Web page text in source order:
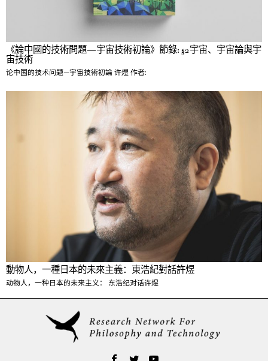
《論中國的技術問題—宇宙技術初論》節錄: §2宇宙、宇宙論與宇
宙技術
论中国的技术问题—宇宙技術初論 许煜 作者:
動物人，一種日本的未來主義：東浩紀對話許煜
动物人，一种日本的未来主义： 东浩纪对话许煜